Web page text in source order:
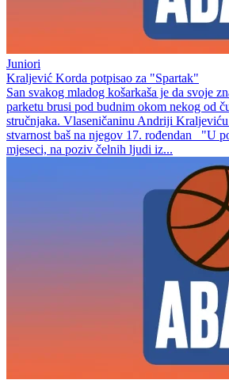
Juniori
Kraljević Korda potpisao za "Spartak"
San svakog mladog košarkaša je da svoje
parketu brusi pod budnim okom nekog od
stručnjaka. Vlaseničaninu Andriji
stvarnost baš na njegov 17. rođendan "U
mjeseci, na poziv čelnih ljudi iz...